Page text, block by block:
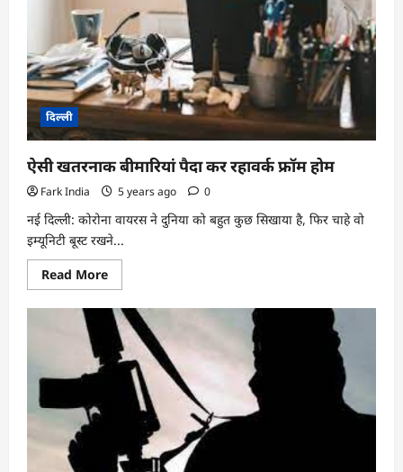
दिल्ली
ऐसी खतरनाक बीमारियां पैदा कर रहावर्क फ्रॉम होम
Fark India 5 years ago 0
नई दिल्ली: कोरोना वायरस ने दुनिया को बहुत कुछ सिखाया है, फिर चाहे वो
इम्यूनिटी बूस्ट रखने...
Read MoreRead
more
ऐसी
खतरनाक
बीमारियां
पैदा
कर
रहावर्क